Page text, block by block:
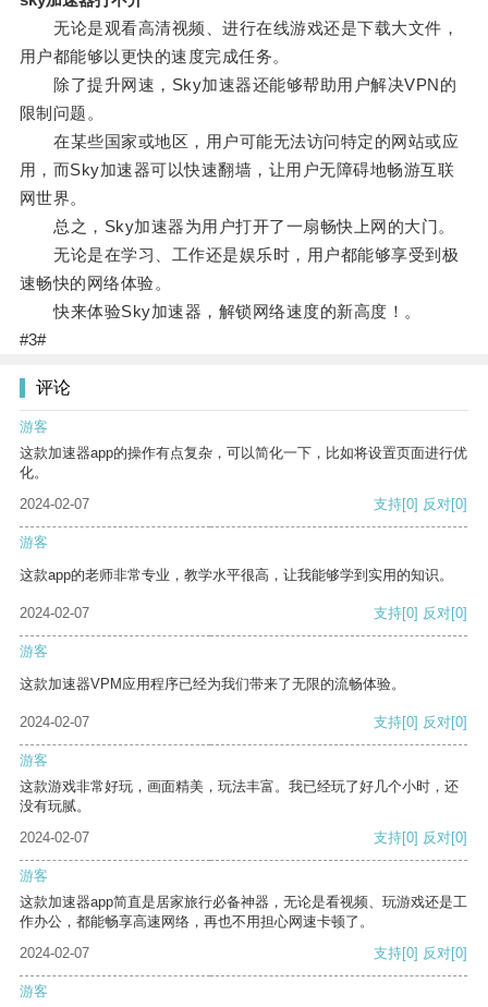
无论是观看高清视频、进行在线游戏还是下载大文件，
用户都能够以更快的速度完成任务。
除了提升网速，Sky加速器还能够帮助用户解决VPN的
限制问题。
在某些国家或地区，用户可能无法访问特定的网站或应
用，而Sky加速器可以快速翻墙，让用户无障碍地畅游互联
网世界。
总之，Sky加速器为用户打开了一扇畅快上网的大门。
无论是在学习、工作还是娱乐时，用户都能够享受到极
速畅快的网络体验。
快来体验Sky加速器，解锁网络速度的新高度！。
#3#
评论
游客
这款加速器app的操作有点复杂，可以简化一下，比如将设置页面进行优
化。
2024-02-07
支持[0] 反对[0]
游客
这款app的老师非常专业，教学水平很高，让我能够学到实用的知识。
2024-02-07 支持[0] 反对[0]
游客
这款加速器VPM应用程序已经为我们带来了无限的流畅体验。
2024-02-07 支持[0] 反对[0]
游客
这款游戏非常好玩，画面精美，玩法丰富。我已经玩了好几个小时，还
没有玩腻。
2024-02-07
支持[0] 反对[0]
游客
这款加速器app简直是居家旅行必备神器，无论是看视频、玩游戏还是工
作办公，都能畅享高速网络，再也不用担心网速卡顿了。
2024-02-07
支持[0] 反对[0]
游客